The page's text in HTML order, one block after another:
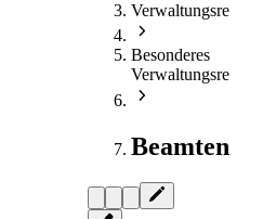
Verwaltungsrecht
Besonderes
Verwaltungsrecht
Beamtenrecht